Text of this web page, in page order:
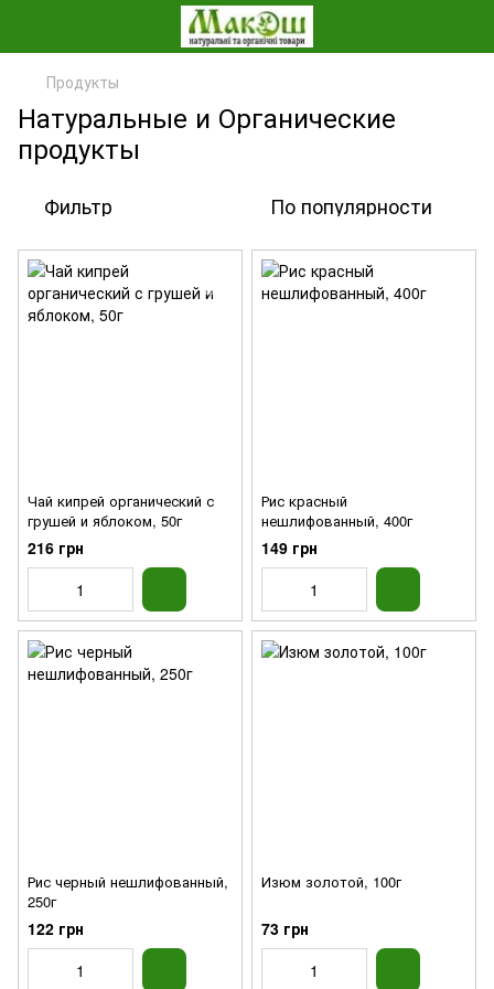
Продукты
Натуральные и Органические
продукты
Фильтр По популярности
Чай кипрей органический с
грушей и яблоком, 50г
216 грн
Рис красный
нешлифованный, 400г
149 грн
Рис черный нешлифованный,
250г
122 грн
Изюм золотой, 100г
73 грн